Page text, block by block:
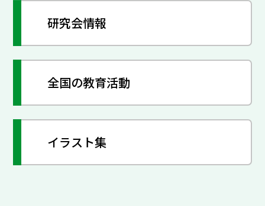
研究会情報
全国の教育活動
イラスト集